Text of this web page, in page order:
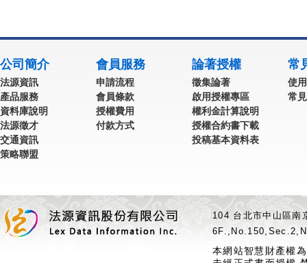
公司簡介
法源資訊
產品服務
資料庫說明
法源徵才
交通資訊
策略聯盟
會員服務
申請流程
會員條款
授權費用
付款方式
論著授權
徵集論著
啟用授權專區
權利金計算說明
授權合約書下載
投稿基本資料表
常
使
常
104 台北市中山區
本網站智慧財產權